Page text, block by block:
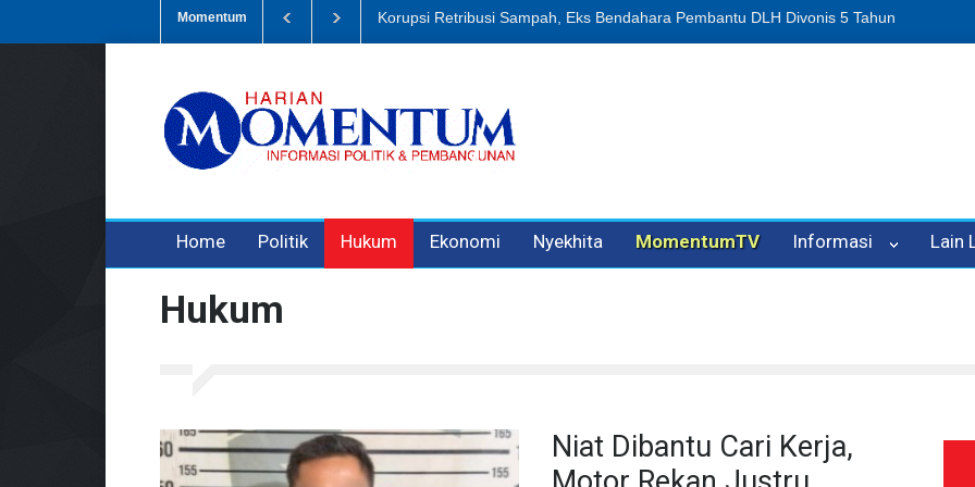
Momentum Dugaan Penipuan Oleh Oknum Kadis, Kuasa Hukum Pelapor Desak Polisi Tetapkan P-
Home Politik Hukum Ekonomi Nyekhita MomentumTV Informasi Lain
Hukum
Niat Dibantu Cari Kerja,